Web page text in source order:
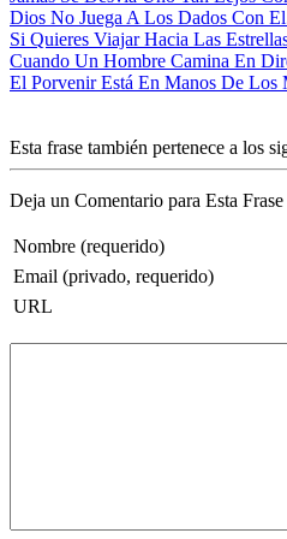
Dios No Juega A Los Dados Con
Si Quieres Viajar Hacia Las
Cuando Un Hombre Camina En
El Porvenir Está En Manos De Los
Esta frase también pertenece a los
Deja un Comentario para Esta Frase
Nombre (requerido)
Email (privado, requerido)
URL